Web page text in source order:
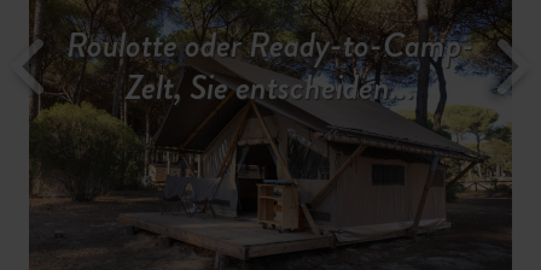
Das malerische Dorf El Rocíomit
seiner Lagune, in der Wildpferde und
Flamingos gerne rasten
Pool mit Sandstrand oder eher
klassisches Schwimmbecken?Wir
haben beides!
Roulotte oder Ready-to-Camp-
Zelt, Sie entscheiden...
Campen mitten in der Natur
Ein Urlaub voller
Abwechslung...
Preise & Verfügbarkeiten
Unsere Dienstleistungen für
einen entspannten Urlaub
Die Region entdecken